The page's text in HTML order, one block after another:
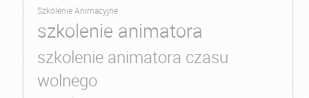
Szkolenie Animacyjne
szkolenie animatora
szkolenie animatora czasu
wolnego